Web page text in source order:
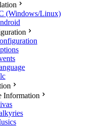
(Windows/Linux)
Information